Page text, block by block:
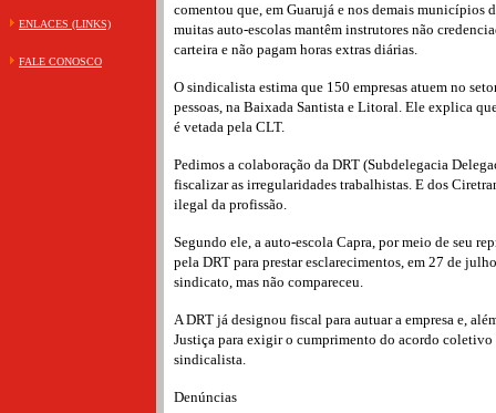
ENLACES (LINKS)
FALE CONOSCO
comentou que, em Guarujá e nos demais municípios
muitas auto-escolas mantêm instrutores não
carteira e não pagam horas extras diárias.
O sindicalista estima que 150 empresas atuem no
pessoas, na Baixada Santista e Litoral. Ele explica
é vetada pela CLT.
Pedimos a colaboração da DRT (Subdelegacia
fiscalizar as irregularidades trabalhistas. E dos
ilegal da profissão.
Segundo ele, a auto-escola Capra, por meio de seu
pela DRT para prestar esclarecimentos, em 27 de
sindicato, mas não compareceu.
A DRT já designou fiscal para autuar a empresa e,
Justiça para exigir o cumprimento do acordo coletivo
sindicalista.
Denúncias